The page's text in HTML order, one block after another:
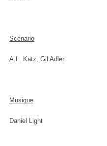
Scénario
A.L. Katz, Gil Adler
Musique
Daniel Light